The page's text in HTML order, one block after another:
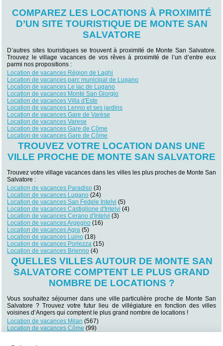
COMPAREZ LES LOCATIONS À PROXIMITÉ
D’UN SITE TOURISTIQUE DE MONTE SAN
SALVATORE
D’autres sites touristiques se trouvent à proximité de Monte San Salvatore.
Trouvez le village vacances de vos rêves à proximité de l’un d’entre eux
parmi nos propositions :
Location de vacances Région de Laghi
Location de vacances parc municipal de Lugano
Location de vacances Le lac de Lugano
Location de vacances Monte San Giorgio
Location de vacances Villa d'Este
Location de vacances Lenno et ses jardins
Location de vacances Gare de Varèse
Location de vacances Varese
Location de vacances Gare de Côme
Location de vacances Gare de Côme
TROUVEZ VOTRE LOCATION DANS UNE
VILLE PROCHE DE MONTE SAN SALVATORE
Trouvez votre village vacances dans les villes les plus proches de Monte San
Salvatore :
Location de vacances Paradiso (3)
Location de vacances Lugano (24)
Location de vacances San Fedele Intelvi (5)
Location de vacances Castiglione d'Intelvi (4)
Location de vacances Cerano d'Intelvi (3)
Location de vacances Argegno (16)
Location de vacances Agra (5)
Location de vacances Luino (18)
Location de vacances Porlezza (15)
Location de vacances Brienno (4)
QUELLES VILLES AUTOUR DE MONTE SAN
SALVATORE COMPTENT LE PLUS GRAND
NOMBRE DE LOCATIONS ?
Vous souhaitez séjourner dans une ville particulière proche de Monte San
Salvatore ? Trouvez votre futur lieu de villégiature en fonction des villes
voisines d’Angers qui comptent le plus grand nombre de locations !
Location de vacances Milan (567)
Location de vacances Côme (99)